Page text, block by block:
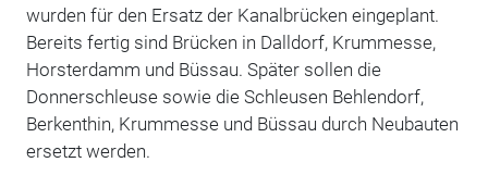
wurden für den Ersatz der Kanalbrücken eingeplant.
Bereits fertig sind Brücken in Dalldorf, Krummesse,
Horsterdamm und Büssau. Später sollen die
Donnerschleuse sowie die Schleusen Behlendorf,
Berkenthin, Krummesse und Büssau durch Neubauten
ersetzt werden.